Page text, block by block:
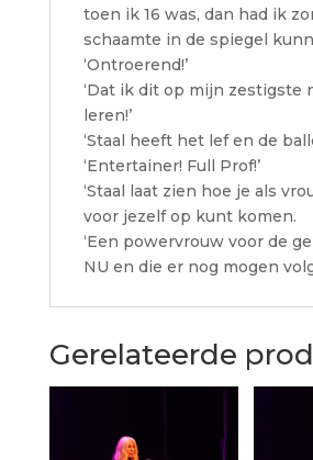
toen ik 16 was, dan had ik
schaamte in de spiegel
‘Ontroerend!’
‘Dat ik dit op mijn zestigste
leren!’
‘Staal heeft het lef en de
‘Entertainer! Full Prof!’
‘Staal laat zien hoe je als
voor jezelf op kunt komen.
‘Een powervrouw voor de
NU en die er nog mogen
Gerelateerde